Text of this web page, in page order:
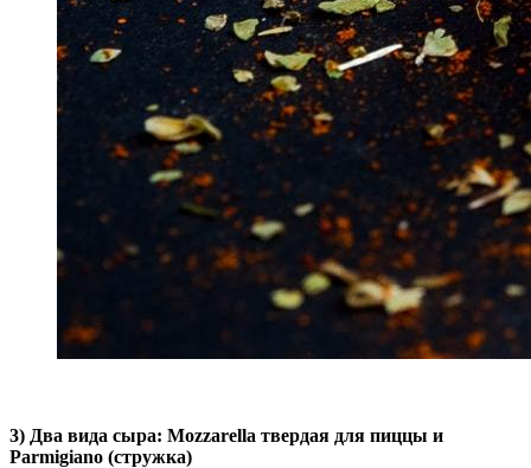
3) Два вида сыра: Mozzarella твердая для пиццы и
Parmigiano (стружка)